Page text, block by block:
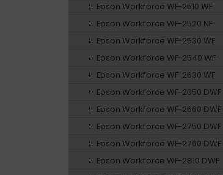
Epson Workforce WF-2510 WF
Epson Workforce WF-2520 NF
Epson Workforce WF-2530 WF
Epson Workforce WF-2540 WF
Epson Workforce WF-2630 WF
Epson Workforce WF-2650 DWF
Epson Workforce WF-2660 DWF
Epson Workforce WF-2750 DWF
Epson Workforce WF-2760 DWF
Epson Workforce WF-2810 DWF